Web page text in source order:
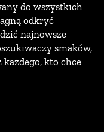
do wszystkich
odkryć
najnowsze
smaków,
kto chce